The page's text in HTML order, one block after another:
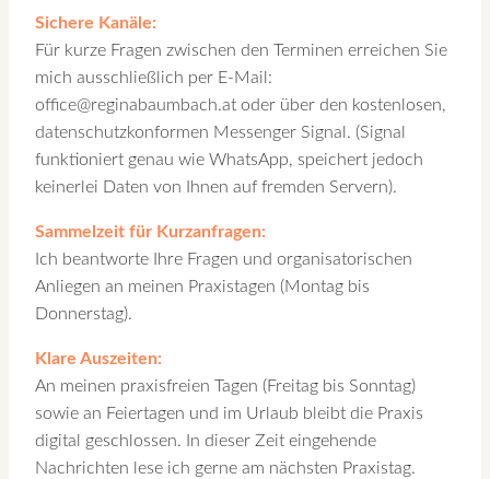
Sichere Kanäle:
Für kurze Fragen zwischen den Terminen erreichen Sie
mich ausschließlich per E-Mail:
office@reginabaumbach.at oder über den kostenlosen,
datenschutzkonformen Messenger Signal. (Signal
funktioniert genau wie WhatsApp, speichert jedoch
keinerlei Daten von Ihnen auf fremden Servern).
Sammelzeit für Kurzanfragen:
Ich beantworte Ihre Fragen und organisatorischen
Anliegen an meinen Praxistagen (Montag bis
Donnerstag).
Klare Auszeiten:
An meinen praxisfreien Tagen (Freitag bis Sonntag)
sowie an Feiertagen und im Urlaub bleibt die Praxis
digital geschlossen. In dieser Zeit eingehende
Nachrichten lese ich gerne am nächsten Praxistag.